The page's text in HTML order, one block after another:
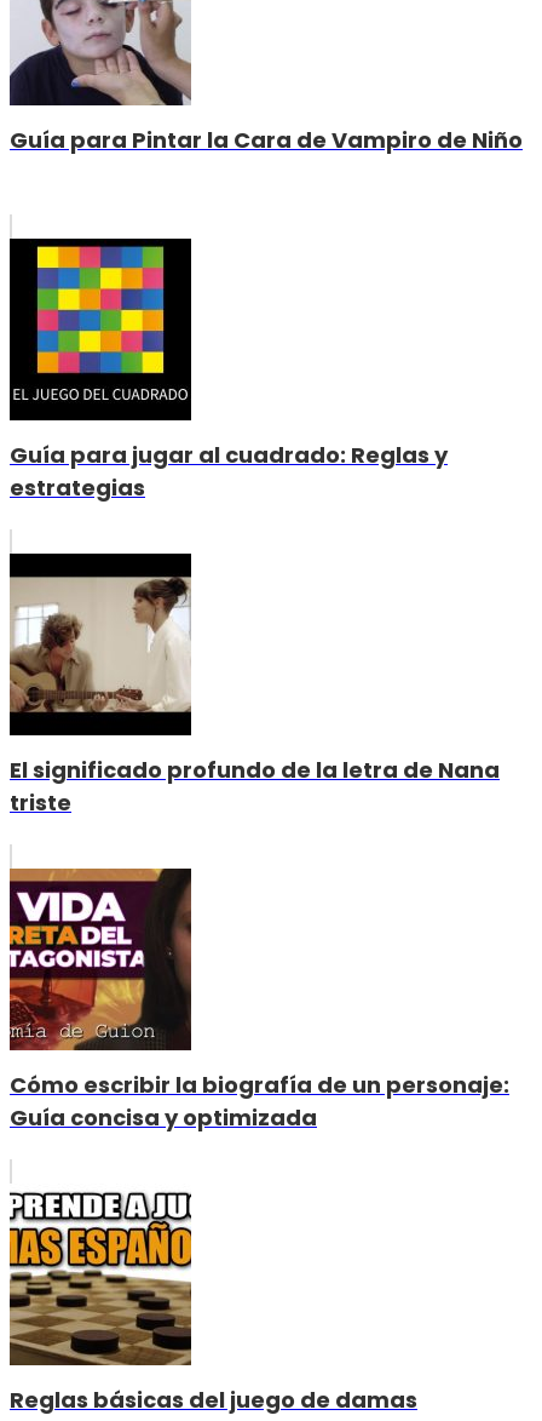
Guía para Pintar la Cara de Vampiro de Niño
Guía para jugar al cuadrado: Reglas y
estrategias
El significado profundo de la letra de Nana
triste
Cómo escribir la biografía de un personaje:
Guía concisa y optimizada
Reglas básicas del juego de damas